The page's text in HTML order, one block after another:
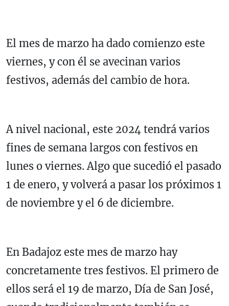
El mes de marzo ha dado comienzo este
viernes, y con él se avecinan varios
festivos, además del cambio de hora.
A nivel nacional, este 2024 tendrá varios
fines de semana largos con festivos en
lunes o viernes. Algo que sucedió el pasado
1 de enero, y volverá a pasar los próximos 1
de noviembre y el 6 de diciembre.
En Badajoz este mes de marzo hay
concretamente tres festivos. El primero de
ellos será el 19 de marzo, Día de San José,